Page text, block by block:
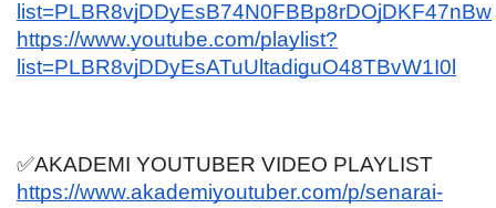
list=PLBR8vjDDyEsB74N0FBBp8rDOjDKF47nBw
https://www.youtube.com/playlist?
list=PLBR8vjDDyEsATuUltadiguO48TBvW1I0l
✅AKADEMI YOUTUBER VIDEO PLAYLIST
https://www.akademiyoutuber.com/p/senarai-